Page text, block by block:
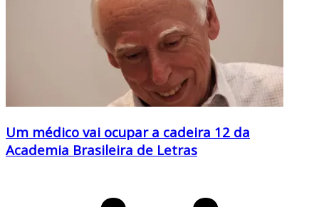
Um médico vai ocupar a cadeira 12 da
Academia Brasileira de Letras